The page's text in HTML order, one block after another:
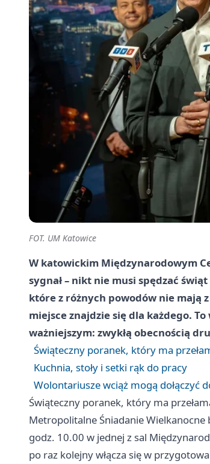
FOT. UM Katowice
W katowickim Międzynarodowym
sygnał – nikt nie musi spędzać
które z różnych powodów nie mają
miejsce znajdzie się dla każdego.
ważniejszym: zwykłą obecnością
Świąteczny poranek, który ma
Kuchnia, stoły i setki rąk do pracy
Wolontariusze wciąż mogą dołączyć
Świąteczny poranek, który ma
Metropolitalne Śniadanie
godz. 10.00 w jednej z sal
po raz kolejny włącza się w